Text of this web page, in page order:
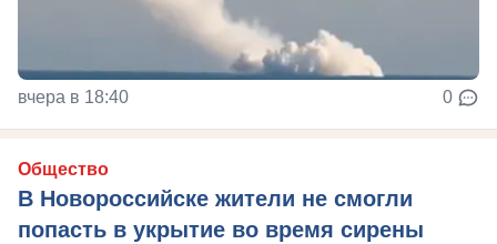
вчера в 18:40 0
Общество
В Новороссийске жители не смогли
попасть в укрытие во время сирены